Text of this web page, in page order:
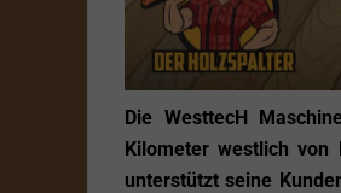
Die WesttecH
Kilometer westlich von
unterstützt seine